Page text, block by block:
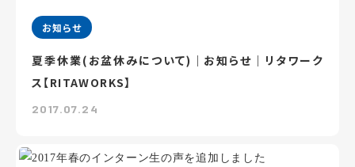
お知らせ
夏季休業(お盆休みについて)｜お知らせ｜リタワーク
ス【RITAWORKS】
2017.07.24